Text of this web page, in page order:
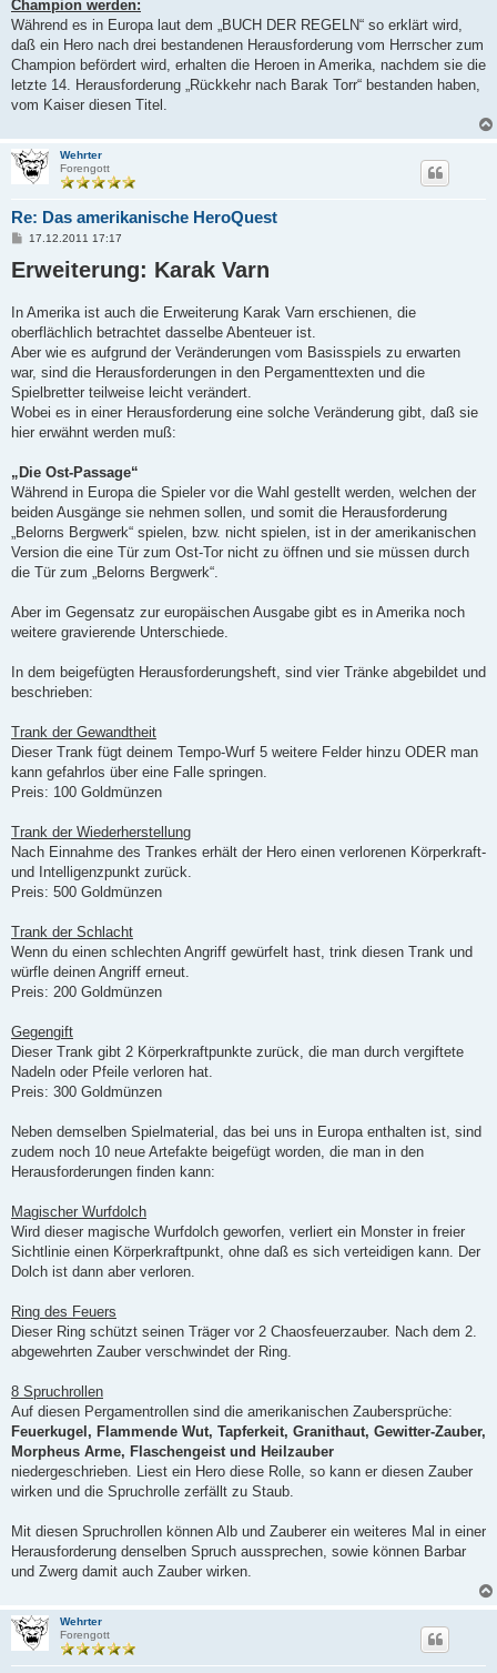
Champion werden:
Während es in Europa laut dem „BUCH DER REGELN“ so erklärt wird,
daß ein Hero nach drei bestandenen Herausforderung vom Herrscher zum
Champion befördert wird, erhalten die Heroen in Amerika, nachdem sie die
letzte 14. Herausforderung „Rückkehr nach Barak Torr“ bestanden haben,
vom Kaiser diesen Titel.
Wehrter
Forengott
Re: Das amerikanische HeroQuest
B
i
t
g
17.12.2011 17:17
Erweiterung: Karak Varn
In Amerika ist auch die Erweiterung Karak Varn erschienen, die
oberflächlich betrachtet dasselbe Abenteuer ist.
Aber wie es aufgrund der Veränderungen vom Basisspiels zu erwarten
war, sind die Herausforderungen in den Pergamenttexten und die
Spielbretter teilweise leicht verändert.
Wobei es in einer Herausforderung eine solche Veränderung gibt, daß sie
hier erwähnt werden muß:
„Die Ost-Passage“
Während in Europa die Spieler vor die Wahl gestellt werden, welchen der
beiden Ausgänge sie nehmen sollen, und somit die Herausforderung
„Belorns Bergwerk“ spielen, bzw. nicht spielen, ist in der amerikanischen
Version die eine Tür zum Ost-Tor nicht zu öffnen und sie müssen durch
die Tür zum „Belorns Bergwerk“.
Aber im Gegensatz zur europäischen Ausgabe gibt es in Amerika noch
weitere gravierende Unterschiede.
In dem beigefügten Herausforderungsheft, sind vier Tränke abgebildet und
beschrieben:
Trank der Gewandtheit
Dieser Trank fügt deinem Tempo-Wurf 5 weitere Felder hinzu ODER man
kann gefahrlos über eine Falle springen.
Preis: 100 Goldmünzen
Trank der Wiederherstellung
Nach Einnahme des Trankes erhält der Hero einen verlorenen Körperkraft-
und Intelligenzpunkt zurück.
Preis: 500 Goldmünzen
Trank der Schlacht
Wenn du einen schlechten Angriff gewürfelt hast, trink diesen Trank und
würfle deinen Angriff erneut.
Preis: 200 Goldmünzen
Gegengift
Dieser Trank gibt 2 Körperkraftpunkte zurück, die man durch vergiftete
Nadeln oder Pfeile verloren hat.
Preis: 300 Goldmünzen
Neben demselben Spielmaterial, das bei uns in Europa enthalten ist, sind
zudem noch 10 neue Artefakte beigefügt worden, die man in den
Herausforderungen finden kann:
Magischer Wurfdolch
Wird dieser magische Wurfdolch geworfen, verliert ein Monster in freier
Sichtlinie einen Körperkraftpunkt, ohne daß es sich verteidigen kann. Der
Dolch ist dann aber verloren.
Ring des Feuers
Dieser Ring schützt seinen Träger vor 2 Chaosfeuerzauber. Nach dem 2.
abgewehrten Zauber verschwindet der Ring.
8 Spruchrollen
Auf diesen Pergamentrollen sind die amerikanischen Zaubersprüche:
Feuerkugel, Flammende Wut, Tapferkeit, Granithaut, Gewitter-Zauber,
Morpheus Arme, Flaschengeist und Heilzauber
niedergeschrieben. Liest ein Hero diese Rolle, so kann er diesen Zauber
wirken und die Spruchrolle zerfällt zu Staub.
Mit diesen Spruchrollen können Alb und Zauberer ein weiteres Mal in einer
Herausforderung denselben Spruch aussprechen, sowie können Barbar
und Zwerg damit auch Zauber wirken.
Wehrter
Forengott